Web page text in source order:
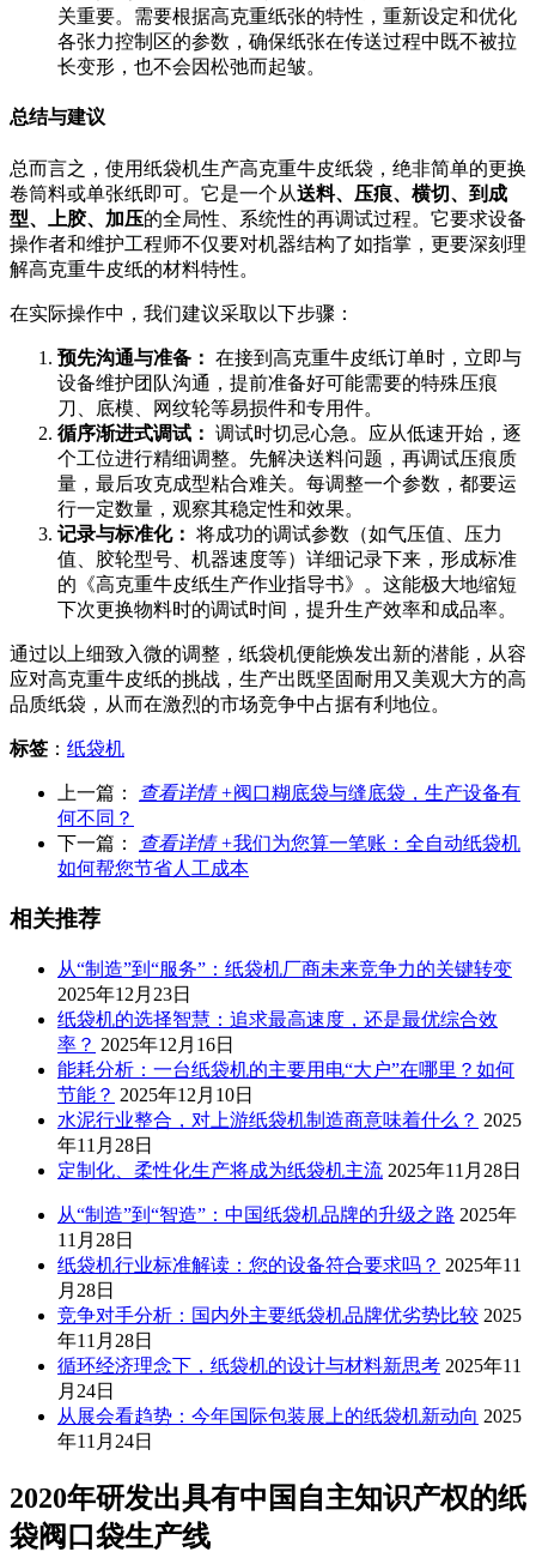
关重要。需要根据高克重纸张的特性，重新设定和优化
各张力控制区的参数，确保纸张在传送过程中既不被拉
长变形，也不会因松弛而起皱。
总结与建议
总而言之，使用纸袋机生产高克重牛皮纸袋，绝非简单的更换
卷筒料或单张纸即可。它是一个从送料、压痕、横切、到成
型、上胶、加压的全局性、系统性的再调试过程。它要求设备
操作者和维护工程师不仅要对机器结构了如指掌，更要深刻理
解高克重牛皮纸的材料特性。
在实际操作中，我们建议采取以下步骤：
预先沟通与准备： 在接到高克重牛皮纸订单时，立即与
设备维护团队沟通，提前准备好可能需要的特殊压痕
刀、底模、网纹轮等易损件和专用件。
循序渐进式调试： 调试时切忌心急。应从低速开始，逐
个工位进行精细调整。先解决送料问题，再调试压痕质
量，最后攻克成型粘合难关。每调整一个参数，都要运
行一定数量，观察其稳定性和效果。
记录与标准化： 将成功的调试参数（如气压值、压力
值、胶轮型号、机器速度等）详细记录下来，形成标准
的《高克重牛皮纸生产作业指导书》。这能极大地缩短
下次更换物料时的调试时间，提升生产效率和成品率。
通过以上细致入微的调整，纸袋机便能焕发出新的潜能，从容
应对高克重牛皮纸的挑战，生产出既坚固耐用又美观大方的高
品质纸袋，从而在激烈的市场竞争中占据有利地位。
标签 ： 纸袋机
上一篇： 查看详情 +阀口糊底袋与缝底袋，生产设备有
何不同？
下一篇：
查看详情 +我们为您算一笔账：全自动纸袋机
如何帮您节省人工成本
相关推荐
从“制造”到“服务”：纸袋机厂商未来竞争力的关键转变
2025年12月23日
纸袋机的选择智慧：追求最高速度，还是最优综合效
率？ 2025年12月16日
能耗分析：一台纸袋机的主要用电“大户”在哪里？如何
节能？ 2025年12月10日
水泥行业整合，对上游纸袋机制造商意味着什么？ 2025
年11月28日
定制化、柔性化生产将成为纸袋机主流 2025年11月28日
从“制造”到“智造”：中国纸袋机品牌的升级之路 2025年
11月28日
纸袋机行业标准解读：您的设备符合要求吗？ 2025年11
月28日
竞争对手分析：国内外主要纸袋机品牌优劣势比较 2025
年11月28日
循环经济理念下，纸袋机的设计与材料新思考 2025年11
月24日
从展会看趋势：今年国际包装展上的纸袋机新动向 2025
年11月24日
2020年研发出具有中国自主知识产权的纸
袋阀口袋生产线